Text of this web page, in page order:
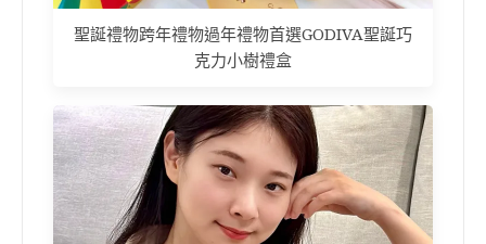
聖誕禮物跨年禮物過年禮物首選GODIVA聖誕巧
克力小樹禮盒